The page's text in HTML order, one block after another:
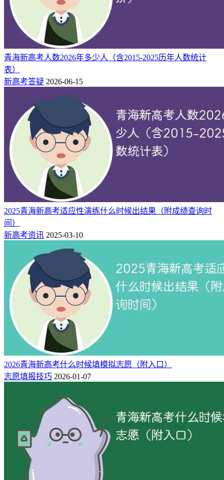
"按位次查询”时，页面显示如图-3-1，考生可根据自己需求，
选择相应选项条件，点击查询。
“按专业查询”，页面显示如图-3-2，考生在专业名称处输入想
查询的专业名称，点击查询。注意:按照专业名称查询方式支
持模糊类查询。
青海新高考人数2026年多少人（含2015-2025历年人数统计
表）
新高考答疑 2026-06-15
2025青海新高考适应性演练什么时候出结果（附成绩查询时
间）
新高考资讯 2025-03-10
2026青海新高考什么时候填模拟志愿（附入口）
志愿填报技巧 2026-01-07